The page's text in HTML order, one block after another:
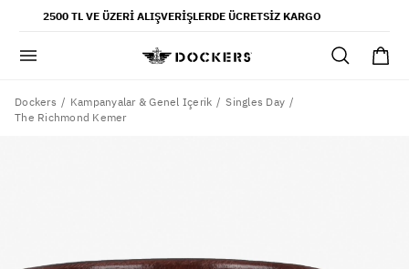
2500 TL VE ÜZERI ALIŞVERIŞLERDE ÜCRETSIZ KARGO
gömlek
şort
Dockers Kampanyalar & Genel Içerik
Singles Day
The Richmond Kemer